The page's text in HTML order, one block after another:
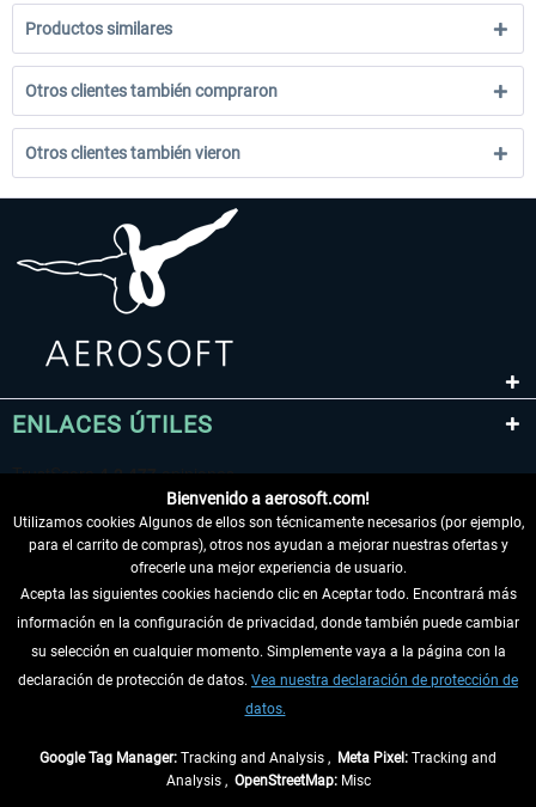
Productos similares
Otros clientes también compraron
Otros clientes también vieron
ENLACES ÚTILES
DESISTIR DEL CONTRATO
INFORMACIÓN
Bienvenido a aerosoft.com!
Utilizamos cookies Algunos de ellos son técnicamente necesarios (por ejemplo,
para el carrito de compras), otros nos ayudan a mejorar nuestras ofertas y
ofrecerle una mejor experiencia de usuario.
Acepta las siguientes cookies haciendo clic en Aceptar todo. Encontrará más
información en la configuración de privacidad, donde también puede cambiar
su selección en cualquier momento. Simplemente vaya a la página con la
declaración de protección de datos. Vea nuestra declaración de protección de
datos.
Google Tag Manager: Tracking and Analysis , Meta Pixel: Tracking and
Analysis , OpenStreetMap:Misc